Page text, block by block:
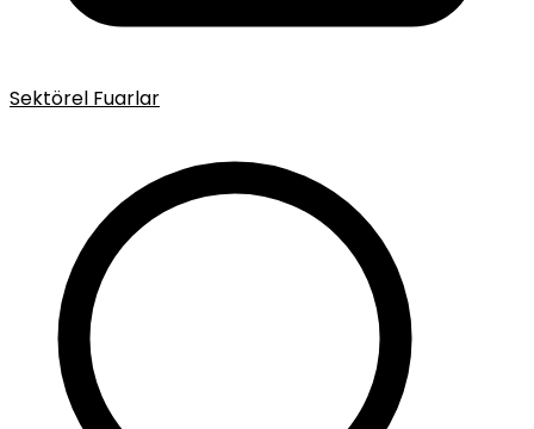
Sektörel Fuarlar